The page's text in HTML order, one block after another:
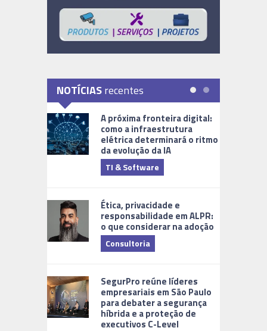
NOTÍCIASrecentes
A próxima fronteira digital:
como a infraestrutura
elétrica determinará o ritmo
da evolução da IA
TI & Software
Ética, privacidade e
responsabilidade em ALPR:
o que considerar na adoção
Consultoria
SegurPro reúne líderes
empresariais em São Paulo
para debater a segurança
híbrida e a proteção de
executivos C-Level